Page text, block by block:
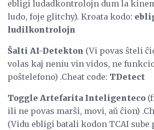
ebligi ludadkontrolojn dum la
ludo, foje glitchy). Kroata kodo:
ludilkontrolojn
Ŝalti AI-Detekton (Vi povas ŝteli
volas kaj neniu vin vidos, ne
poŝtelefono) .Cheat code: TDetect
Toggle Artefarita Inteligenteco
ili ne povas marŝi, movi, aŭ ĉion)
(Vidu ebligi batali kodon TCAI sube